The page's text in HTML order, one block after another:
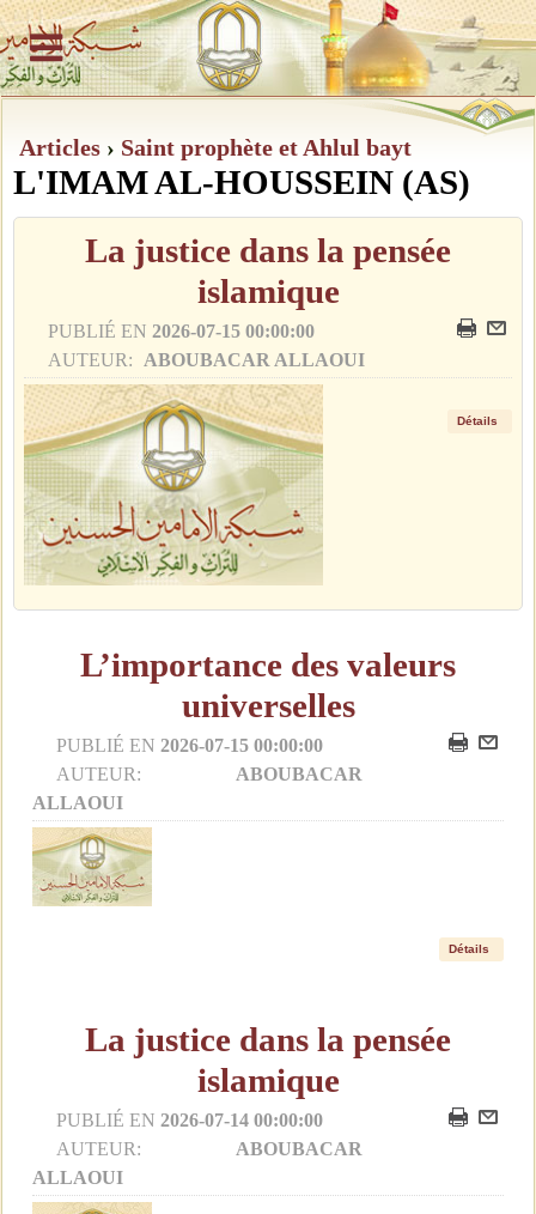
Articles › Saint prophète et Ahlul bayt
L'IMAM AL-HOUSSEIN (AS)
La justice dans la pensée
islamique
PUBLIÉ EN 2026-07-15 00:00:00
AUTEUR:
ABOUBACAR ALLAOUI
Détails
L’importance des valeurs
universelles
PUBLIÉ EN 2026-07-15 00:00:00
AUTEUR:
ABOUBACAR
ALLAOUI
Détails
La justice dans la pensée
islamique
PUBLIÉ EN 2026-07-14 00:00:00
AUTEUR:
ABOUBACAR
ALLAOUI